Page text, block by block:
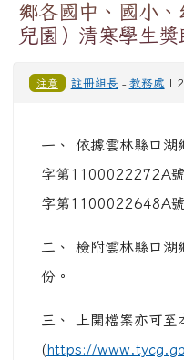
鄉各國中、國小
兒園）清寒學生
注意 註冊組長 - 教務處 |
一、 依據雲林縣口
字第1100022272A
字第1100022648A號
二、 檢附雲林縣口湖
份。
三、 上開檔案亦可至
(https://